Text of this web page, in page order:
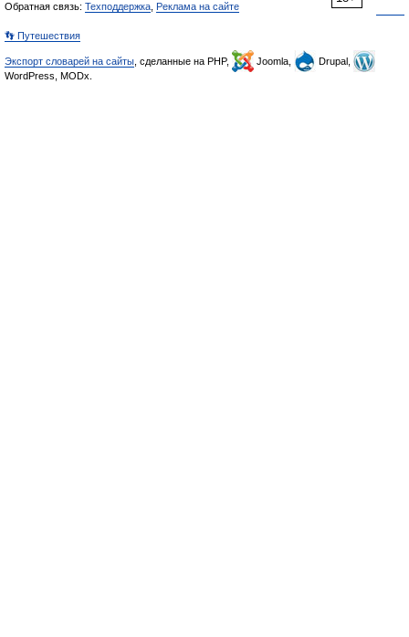
Обратная связь: Техподдержка Реклама на сайте
👣 Путешествия
Экспорт словарей на сайты , сделанные на PHP, Joomla,
Drupal,
WordPress, MODx.